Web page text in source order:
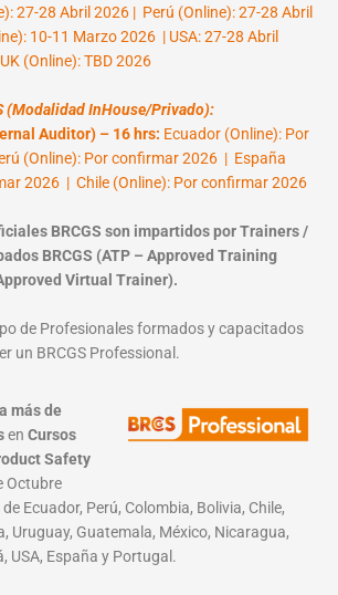
27-28 Abril 2026 | Perú (Online): 27-28 Abril
10-11 Marzo 2026 | USA: 27-28 Abril
(Online): TBD 2026
(Modalidad InHouse/Privado):
Auditor) – 16 hrs: Ecuador (Online): Por
(Online): Por confirmar 2026 | España
2026 | Chile (Online): Por confirmar 2026
BRCGS son impartidos por Trainers /
BRCGS (ATP – Approved Training
Virtual Trainer).
de Profesionales formados y capacitados
un BRCGS Professional.
más de
en Cursos
Safety
Octubre
Ecuador, Perú, Colombia, Bolivia, Chile,
Uruguay, Guatemala, México, Nicaragua,
USA, España y Portugal.